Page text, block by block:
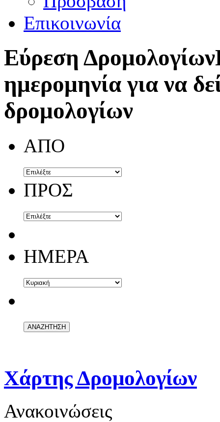
Επικοινωνία
Εύρεση Δρομολογίων
ημερομηνία για να
δρομολογίων
ΑΠΟ
ΠΡΟΣ
ΗΜΕΡΑ
Χάρτης Δρομολογίων
Ανακοινώσεις